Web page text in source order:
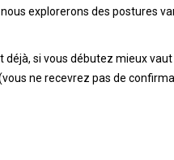
explorerons des postures
déjà, si vous débutez mieux
ne recevrez pas de